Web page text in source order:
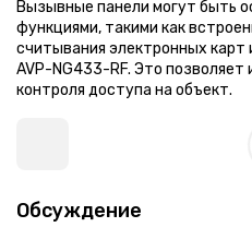
Вызывные панели могут быть
функциями, такими как
считывания электронных карт
AVP-NG433-RF. Это позволяет
контроля доступа на объект.
Обсуждение